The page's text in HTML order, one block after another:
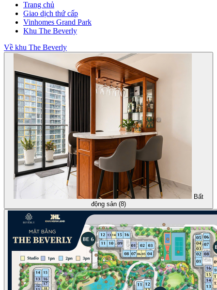
Trang chủ
Giao dịch thứ cấp
Vinhomes Grand Park
Khu The Beverly
Về khu The Beverly
Bất
động sản (8)